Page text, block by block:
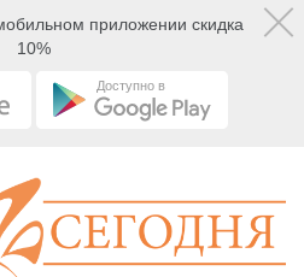
приложении скидка
10%
Доступно в